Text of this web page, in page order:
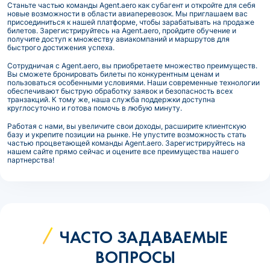
Станьте частью команды Agent.aero как субагент и откройте для себя
новые возможности в области авиаперевозок. Мы приглашаем вас
присоединиться к нашей платформе, чтобы зарабатывать на продаже
билетов. Зарегистрируйтесь на Agent.aero, пройдите обучение и
получите доступ к множеству авиакомпаний и маршрутов для
быстрого достижения успеха.
Сотрудничая с Agent.aero, вы приобретаете множество преимуществ.
Вы сможете бронировать билеты по конкурентным ценам и
пользоваться особенными условиями. Наши современные технологии
обеспечивают быструю обработку заявок и безопасность всех
транзакций. К тому же, наша служба поддержки доступна
круглосуточно и готова помочь в любую минуту.
Работая с нами, вы увеличите свои доходы, расширите клиентскую
базу и укрепите позиции на рынке. Не упустите возможность стать
частью процветающей команды Agent.aero. Зарегистрируйтесь на
нашем сайте прямо сейчас и оцените все преимущества нашего
партнерства!
ЧАСТО ЗАДАВАЕМЫЕ
ВОПРОСЫ